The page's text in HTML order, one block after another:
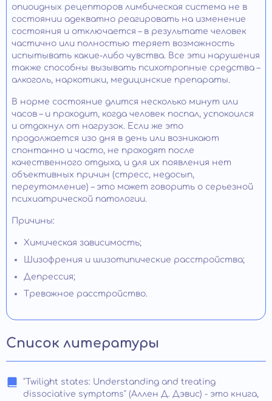
опиоидных рецепторов лимбическая система не в
состоянии адекватно реагировать на изменение
состояния и отключается – в результате человек
частично или полностью теряет возможность
испытывать какие-либо чувства. Все эти нарушения
также способны вызывать психотропные средства –
алкоголь, наркотики, медицинские препараты.
В норме состояние длится несколько минут или
часов – и проходит, когда человек поспал, успокоился
и отдохнул от нагрузок. Если же это
продолжается изо дня в день или возникают
спонтанно и часто, не проходят после
качественного отдыха, и для их появления нет
объективных причин (стресс, недосып,
переутомление) – это может говорить о серьезной
психиатрической патологии.
Причины:
Химическая зависимость;
Шизофрения и шизотипические расстройства;
Депрессия;
Тревожное расстройство.
Список литературы
"Twilight states: Understanding and treating
dissociative symptoms" (Аллен Д. Дэвис) - это книга,